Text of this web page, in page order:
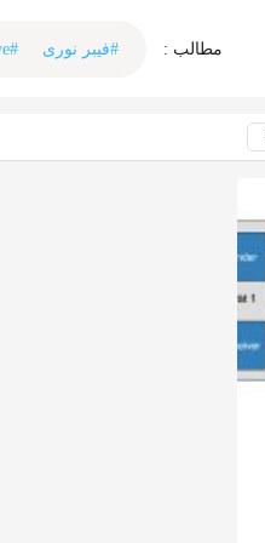
مطالب :‌ ‌‌ #فیبر نوری #Active